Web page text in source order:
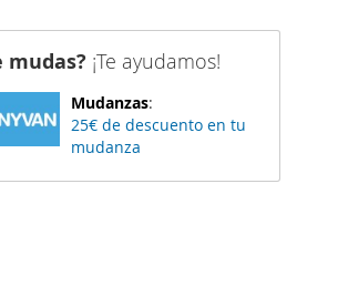
mudas? ¡Te ayudamos!
Mudanzas:
25€ de descuento en tu
mudanza